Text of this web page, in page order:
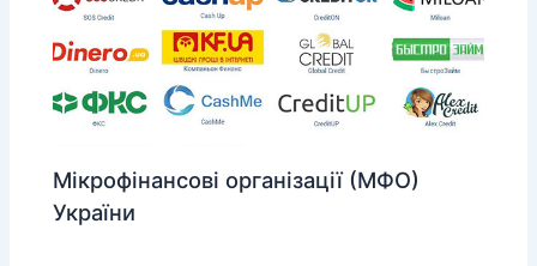
Мікрофінансові організації (МФО)
України